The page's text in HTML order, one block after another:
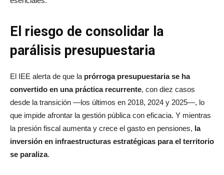
El riesgo de consolidar la
parálisis presupuestaria
El IEE alerta de que la prórroga presupuestaria se ha
convertido en una práctica recurrente, con diez casos
desde la transición —los últimos en 2018, 2024 y 2025—, lo
que impide afrontar la gestión pública con eficacia. Y mientras
la presión fiscal aumenta y crece el gasto en pensiones, la
inversión en infraestructuras estratégicas para el territorio
se paraliza.